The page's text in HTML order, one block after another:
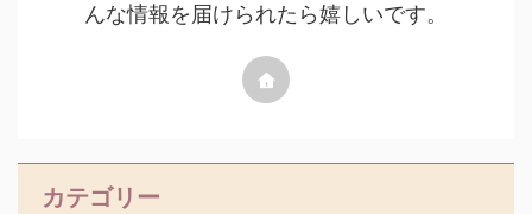
んな情報を届けられたら嬉しいです。
カテゴリー